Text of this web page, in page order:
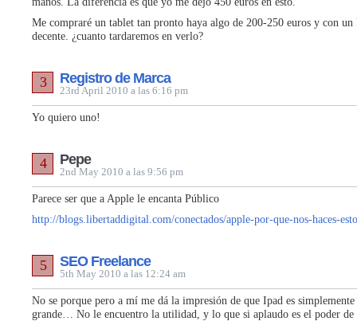
Me compraré un tablet tan pronto haya algo de 200-250 euros y con
decente. ¿cuanto tardaremos en verlo?
Registro de Marca
23rd April 2010 a las 6:16 pm
3
Yo quiero uno!
Pepe
2nd May 2010 a las 9:56 pm
4
Parece ser que a Apple le encanta Público
http://blogs.libertaddigital.com/conectados/apple-por-que-nos-haces-
SEO Freelance
5th May 2010 a las 12:24 am
5
No se porque pero a mí me dá la impresión de que Ipad es
grande… No le encuentro la utilidad, y lo que si aplaudo es el poder de